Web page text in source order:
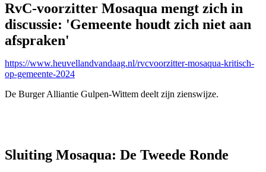
RvC-voorzitter Mosaqua mengt zich in
discussie: 'Gemeente houdt zich niet aan
afspraken'
https://www.heuvellandvandaag.nl/rvcvoorzitter-mosaqua-kritisch-
op-gemeente-2024
De Burger Alliantie Gulpen-Wittem deelt zijn zienswijze.
Sluiting Mosaqua: De Tweede Ronde